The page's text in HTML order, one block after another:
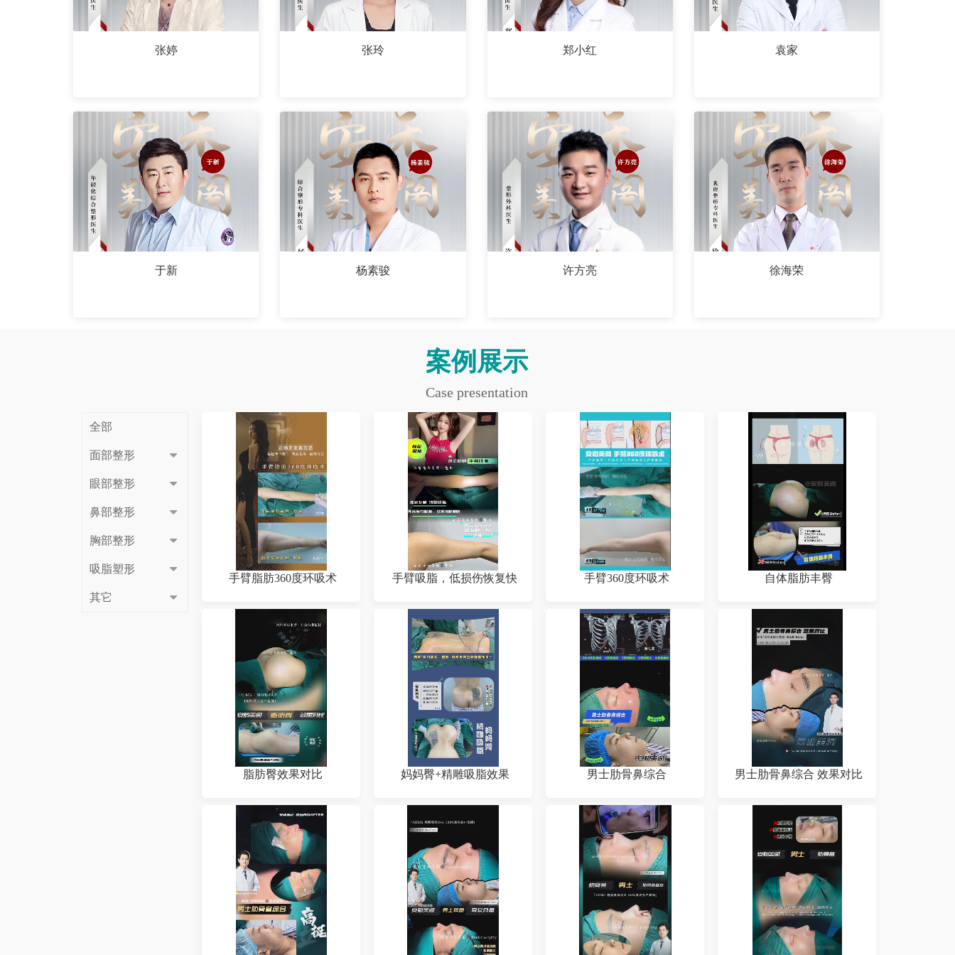
张婷 张玲 郑小红 袁家
于新 杨素骏 许方亮 徐海荣
案例展示
Case presentation
全部
面部整形
眼部整形
鼻部整形
胸部整形
吸脂塑形
其它
手臂脂肪360度环吸术 手臂吸脂，低损伤恢复快 手臂360度环吸术 自体脂肪丰臀
脂肪臀效果对比 妈妈臀+精雕吸脂效果 男士肋骨鼻综合 男士肋骨鼻综合 效果对比